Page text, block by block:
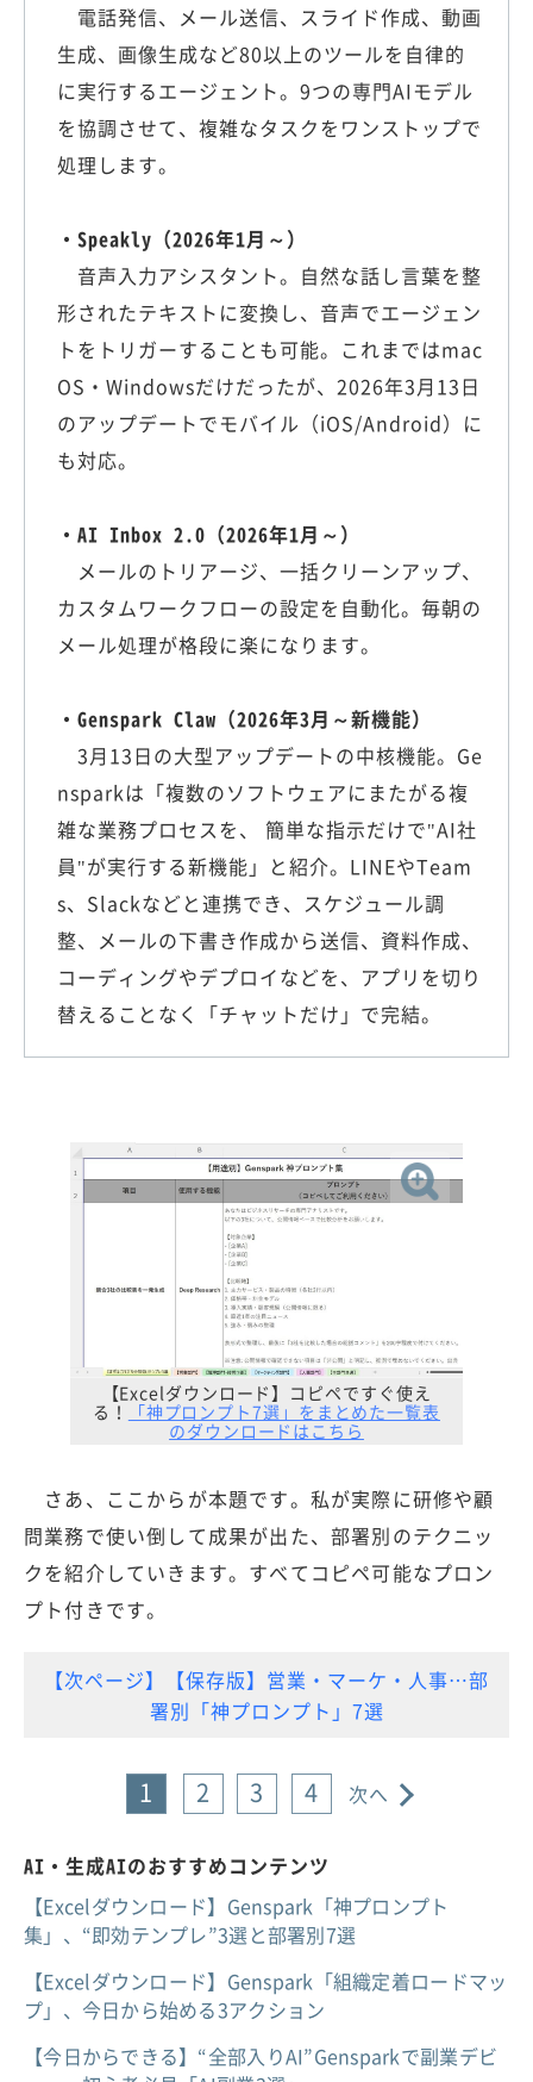
電話発信、メール送信、スライド作成、動画
生成、画像生成など80以上のツールを自律的
に実行するエージェント。9つの専門AIモデル
を協調させて、複雑なタスクをワンストップで
処理します。
・Speakly（2026年1月～）
音声入力アシスタント。自然な話し言葉を整
形されたテキストに変換し、音声でエージェン
トをトリガーすることも可能。これまではmac
OS・Windowsだけだったが、2026年3月13日
のアップデートでモバイル（iOS/Android）に
も対応。
・AI Inbox 2.0（2026年1月～）
メールのトリアージ、一括クリーンアップ、
カスタムワークフローの設定を自動化。毎朝の
メール処理が格段に楽になります。
・Genspark Claw（2026年3月～新機能）
3月13日の大型アップデートの中核機能。Ge
nsparkは「複数のソフトウェアにまたがる複
雑な業務プロセスを、 簡単な指示だけで"AI社
員"が実行する新機能」と紹介。LINEやTeam
s、Slackなどと連携でき、スケジュール調
整、メールの下書き作成から送信、資料作成、
コーディングやデプロイなどを、アプリを切り
替えることなく「チャットだけ」で完結。
【Excelダウンロード】コピペですぐ使え
る！
「神プロンプト7選」をまとめた一覧表
のダウンロードはこちら
さあ、ここからが本題です。私が実際に研修や顧
問業務で使い倒して成果が出た、部署別のテクニッ
クを紹介していきます。すべてコピペ可能なプロン
プト付きです。
【次ページ】【保存版】営業・マーケ・人事…部
署別「神プロンプト」7選
1 2 3 4 次へ
AI・生成AIのおすすめコンテンツ
【Excelダウンロード】Genspark「神プロンプト
集」、“即効テンプレ”3選と部署別7選
【Excelダウンロード】Genspark「組織定着ロードマッ
プ」、今日から始める3アクション
【今日からできる】“全部入りAI”Gensparkで副業デビ